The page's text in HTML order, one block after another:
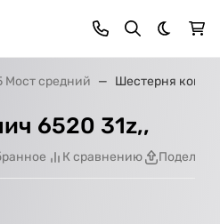
Темная
Мост средний Шестерня конич
6520 31z,,
К сравнению